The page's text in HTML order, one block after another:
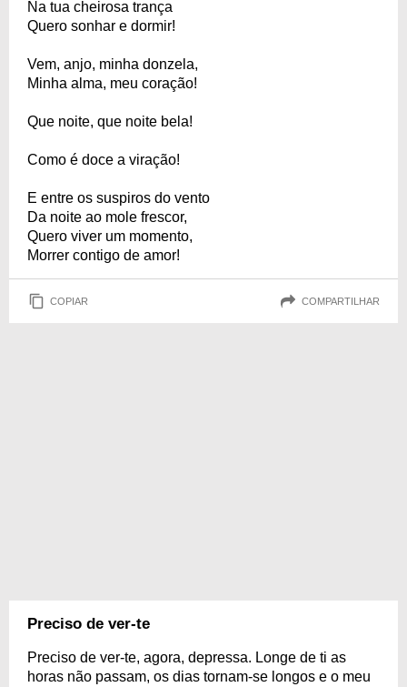
Na tua cheirosa trança
Quero sonhar e dormir!
Vem, anjo, minha donzela,
Minha alma, meu coração!
Que noite, que noite bela!
Como é doce a viração!
E entre os suspiros do vento
Da noite ao mole frescor,
Quero viver um momento,
Morrer contigo de amor!
COPIAR COMPARTILHAR
Preciso de ver-te
Preciso de ver-te, agora, depressa. Longe de ti as
horas não passam, os dias tornam-se longos e o meu